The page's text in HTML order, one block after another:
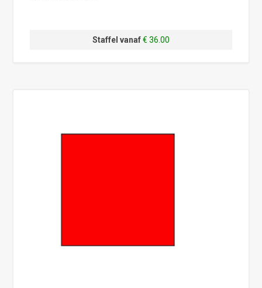
Staffel vanaf€ 36.00